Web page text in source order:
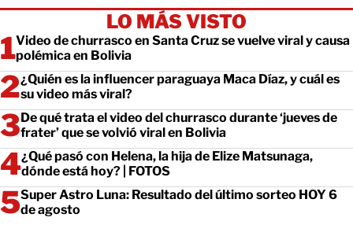
LO MÁS VISTO
Video de churrasco en Santa Cruz se vuelve viral y causa
polémica en Bolivia
¿Quién es la influencer paraguaya Maca Díaz, y cuál es
su video más viral?
De qué trata el video del churrasco durante ‘jueves de
frater’ que se volvió viral en Bolivia
¿Qué pasó con Helena, la hija de Elize Matsunaga,
dónde está hoy? | FOTOS
Super Astro Luna: Resultado del último sorteo HOY 6
de agosto